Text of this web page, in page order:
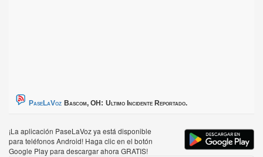
PaseLaVoz Bascom, OH: Ultimo Incidente Reportado.
¡La aplicación PaseLaVoz ya está disponible
para teléfonos Android! Haga clic en el botón
Google Play para descargar ahora GRATIS!